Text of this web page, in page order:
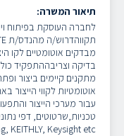
תיאור המשרה:
לחברה העוסקת בפיתוח
מבדקים אוטומטיים לקו
בדיקה וצריבההתפקיד
מתקנים קיימים ביצור
עבור מערכי הייצור
KEITHLY, Keysight etc..